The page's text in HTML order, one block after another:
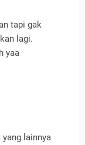
tapi gak
lagi.
yaa
lainnya